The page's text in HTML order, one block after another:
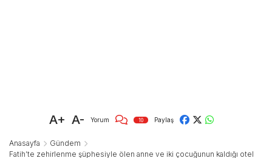
A+ A- Yorum 10 Paylaş
Anasayfa
Gündem
Fatih’te zehirlenme şüphesiyle ölen anne ve iki çocuğunun kaldığı otel